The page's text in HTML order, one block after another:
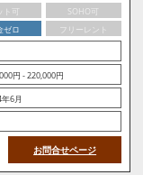
ト可
SOHO可
ゼロ
フリーレント
円 - 220,000円
6月
お問合せページ